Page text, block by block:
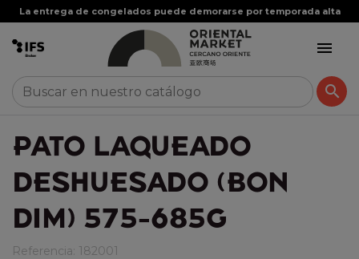
La entrega de congelados puede demorarse por temporada alta


PATO LAQUEADO
DESHUESADO (BON
DIM) 575-685G
Referencia: 182001